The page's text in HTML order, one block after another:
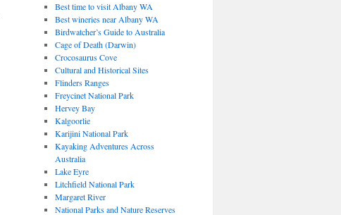
Best time to visit Albany WA
Best wineries near Albany WA
Birdwatcher’s Guide to Australia
Cage of Death (Darwin)
Crocosaurus Cove
Cultural and Historical Sites
Flinders Ranges
Freycinet National Park
Hervey Bay
Kalgoorlie
Karijini National Park
Kayaking Adventures Across
Australia
Lake Eyre
Litchfield National Park
Margaret River
National Parks and Nature Reserves